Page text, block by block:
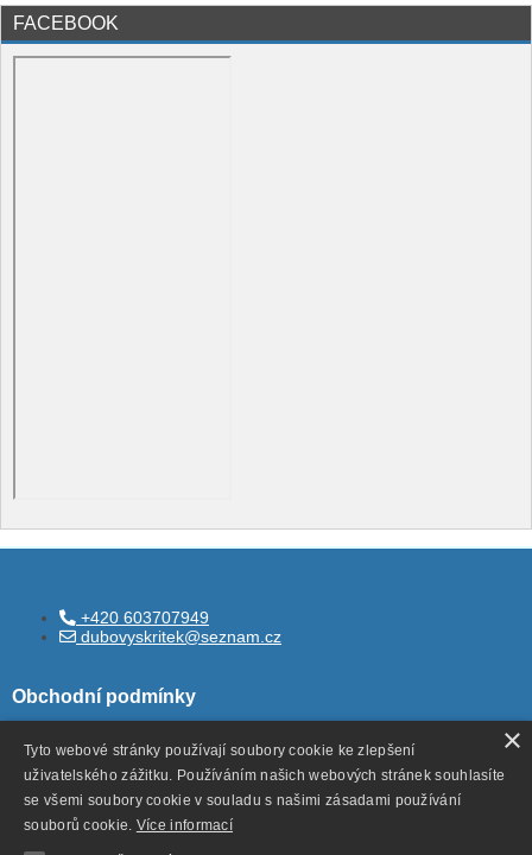
FACEBOOK
+420 603707949
dubovyskritek@seznam.cz
Obchodní podmínky
Všeobecné obchodní podmínky
Ochrana ososbních údajů
×
Tyto webové stránky používají soubory cookie ke zlepšení
uživatelského zážitku. Používáním našich webových stránek souhlasíte
se všemi soubory cookie v souladu s našimi zásadami používání
souborů cookie. Více informací